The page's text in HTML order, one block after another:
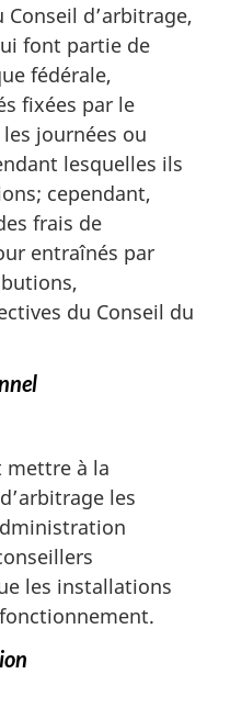
Conseil d’arbitrage,
font partie de
fédérale,
fixées par le
journées ou
lesquelles ils
cependant,
frais de
entraînés par
du Conseil du
mettre à la
les
les installations